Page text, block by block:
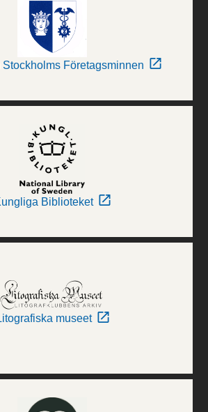
Stockholms Företagsminnen
Biblioteket
museet